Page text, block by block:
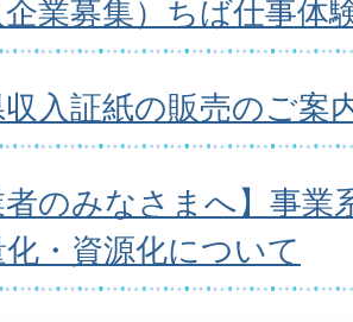
企業募集）ちば仕事体
入証紙の販売のご案
者のみなさまへ】事
化・資源化について